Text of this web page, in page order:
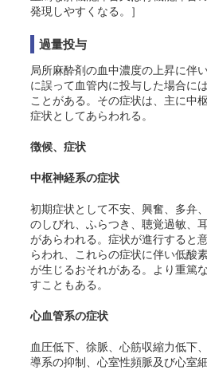
発現しやすくなる。］
過量投与
局所麻酔剤の血中濃度の上昇に伴
に誤って血管内に投与した場合に
ことがある。その症状は、主に中
症状としてあらわれる。
徴候、症状
中枢神経系の症状
初期症状として不安、興奮、多弁
のしびれ、ふらつき、聴覚過敏、
があらわれる。症状が進行すると
らわれ、これらの症状に伴い低酸
が生じるおそれがある。より重篤
すこともある。
心血管系の症状
血圧低下、徐脈、心筋収縮力低下
導系の抑制、心室性頻脈及び心室